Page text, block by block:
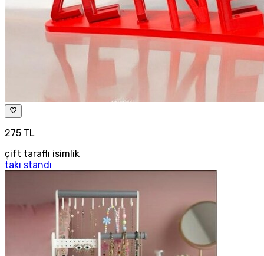
275 TL
çift taraflı isimlik
takı standı